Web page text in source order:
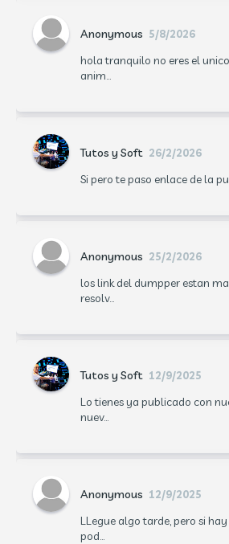
Anonymous 5/8/2026
hola tranquilo no eres el
anim...
Tutos y Soft 26/2/2026
Si pero te paso enlace de la
Anonymous 25/2/2026
los link del dumpper estan
resolv...
Tutos y Soft 12/9/2025
Lo tienes ya publicado con
nuev...
Anonymous 12/9/2025
LLegue algo tarde, pero si
pod...